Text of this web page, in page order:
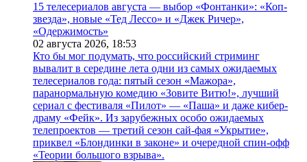
15 телесериалов августа — выбор «Фонтанки»: «Коп-
звезда», новые «Тед Лессо» и «Джек Ричер»,
«Одержимость»
02 августа 2026, 18:53
Кто бы мог подумать, что российский стриминг
вывалит в середине лета одни из самых ожидаемых
телесериалов года: пятый сезон «Мажора»,
паранормальную комедию «Зовите Витю!», лучший
сериал с фестиваля «Пилот» — «Паша» и даже кибер-
драму «Фейк». Из зарубежных особо ожидаемых
телепроектов — третий сезон сай-фая «Укрытие»,
приквел «Блондинки в законе» и очередной спин-офф
«Теории большого взрыва».